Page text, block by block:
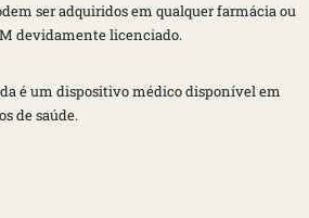
ser adquiridos em qualquer farmácia ou
devidamente licenciado.
é um dispositivo médico disponível em
de saúde.